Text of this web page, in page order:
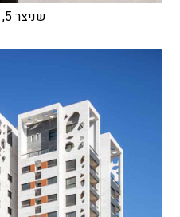
שניצר 5, תל אביב